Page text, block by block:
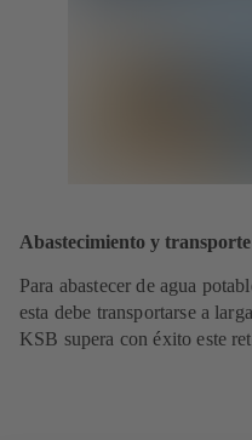
Abastecimiento y
Para abastecer de agua
esta debe transportarse a
KSB supera con éxito este